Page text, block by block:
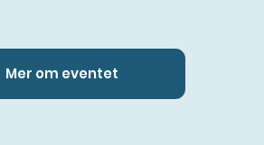
Mer om eventet